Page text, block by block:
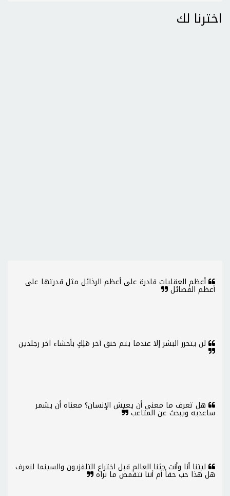
اخترنا لك
أعظم العقليات قادرة على أعظم الرذائل مثل قدرتها على
أعظم الفضائل
لن يتحرر البشر إلا عندما يتم خنق آخر مَلِكٍ بأحشاء آخر رجلدين
هل تعرف ما معنى أن يعيش الإنسان؟ معناه أن يشمر
ساعديه ويبحث عن المتاعب
ليتنا أنا وأنت جئنا العالم قبل اختراع التلفزيون والسينما لنعرف
هل هذا حب حقاً أم أننا نتقمص ما نراه